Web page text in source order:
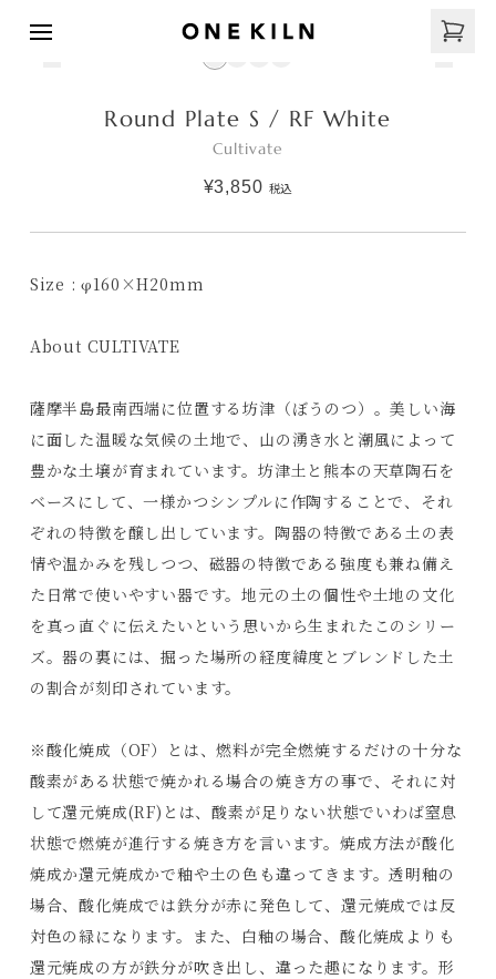
Products
Journals
Round Plate S / RF White
Cultivate
¥3,850 税込
Size : φ160×H20mm
About CULTIVATE
薩摩半島最南西端に位置する坊津（ぼうのつ）。美しい海
に面した温暖な気候の土地で、山の湧き水と潮風によって
豊かな土壌が育まれています。坊津土と熊本の天草陶石を
ベースにして、一様かつシンプルに作陶することで、それ
ぞれの特徴を醸し出しています。陶器の特徴である土の表
情や温かみを残しつつ、磁器の特徴である強度も兼ね備え
た日常で使いやすい器です。地元の土の個性や土地の文化
を真っ直ぐに伝えたいという思いから生まれたこのシリー
ズ。器の裏には、掘った場所の経度緯度とブレンドした土
の割合が刻印されています。
※酸化焼成（OF）とは、燃料が完全燃焼するだけの十分な
酸素がある状態で焼かれる場合の焼き方の事で、それに対
して還元焼成(RF)とは、酸素が足りない状態でいわば窒息
状態で燃焼が進行する焼き方を言います。焼成方法が酸化
焼成か還元焼成かで釉や土の色も違ってきます。透明釉の
場合、酸化焼成では鉄分が赤に発色して、還元焼成では反
対色の緑になります。また、白釉の場合、酸化焼成よりも
還元焼成の方が鉄分が吹き出し、違った趣になります。形